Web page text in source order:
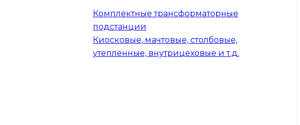
Комплектные трансформаторные
подстанции
Киосковые, мачтовые, столбовые,
утеплённые, внутрицеховые и т.д.